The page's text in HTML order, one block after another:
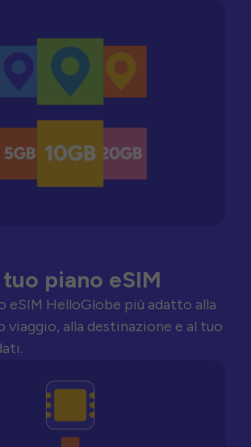
piano eSIM
eSIM HelloGlobe più adatto alla
viaggio, alla destinazione e al tuo